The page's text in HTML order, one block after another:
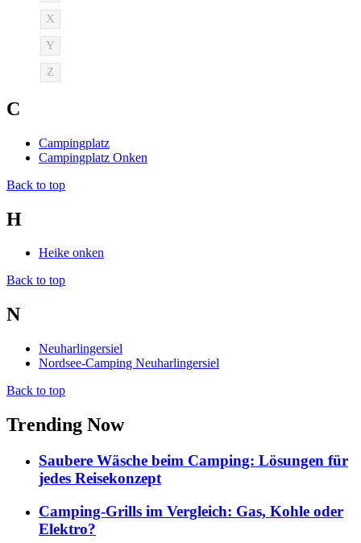
X
Y
Z
C
Campingplatz
Campingplatz Onken
Back to top
H
Heike onken
Back to top
N
Neuharlingersiel
Nordsee-Camping Neuharlingersiel
Back to top
Trending Now
Saubere Wäsche beim Camping: Lösungen für
jedes Reisekonzept
Camping-Grills im Vergleich: Gas, Kohle oder
Elektro?